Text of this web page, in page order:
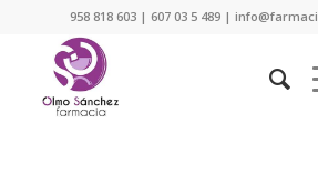
958 818 603 | 607 03 5 489 |